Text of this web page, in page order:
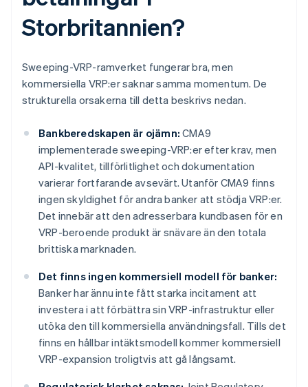
Storbritannien?
Sweeping-VRP-ramverket fungerar bra, men
kommersiella VRP:er saknar samma momentum. De
strukturella orsakerna till detta beskrivs nedan.
Bankberedskapen är ojämn: CMA9
implementerade sweeping-VRP:er efter krav, men
API-kvalitet, tillförlitlighet och dokumentation
varierar fortfarande avsevärt. Utanför CMA9 finns
ingen skyldighet för andra banker att stödja VRP:er.
Det innebär att den adresserbara kundbasen för en
VRP-beroende produkt är snävare än den totala
brittiska marknaden.
Det finns ingen kommersiell modell för banker:
Banker har ännu inte fått starka incitament att
investera i att förbättra sin VRP-infrastruktur eller
utöka den till kommersiella användningsfall. Tills det
finns en hållbar intäktsmodell kommer kommersiell
VRP-expansion troligtvis att gå långsamt.